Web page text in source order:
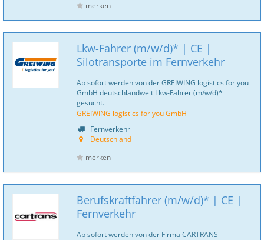
merken
Lkw-Fahrer (m/w/d)* | CE |
Silotransporte im Fernverkehr
Ab sofort werden von der GREIWING logistics for you
GmbH deutschlandweit Lkw-Fahrer (m/w/d)*
gesucht.
GREIWING logistics for you GmbH
Fernverkehr
Deutschland
merken
Berufskraftfahrer (m/w/d)* | CE |
Fernverkehr
Ab sofort werden von der Firma CARTRANS